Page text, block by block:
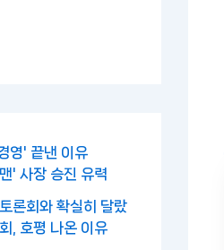
영' 끝낸 이유
' 사장 승진 유력
론회와 확실히 달랐
, 호평 나온 이유